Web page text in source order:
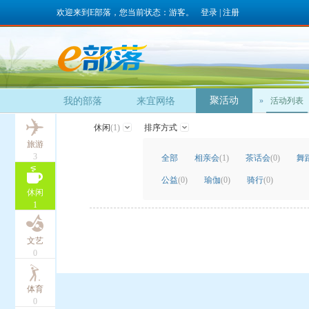
欢迎来到E部落，您当前状态：游客。 登录 注册
我的部落 来宜网络 聚活动 » 活动列表
旅游
3
休闲
1
文艺
0
体育
0
休闲(1) 排序方式
全部 相亲会(1) 茶话会(0) 舞
公益(0) 瑜伽(0) 骑行(0)